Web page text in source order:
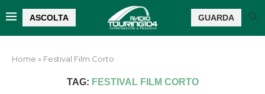
ASCOLTA GUARDA
Home » Festival Film Corto
TAG: FESTIVAL FILM CORTO